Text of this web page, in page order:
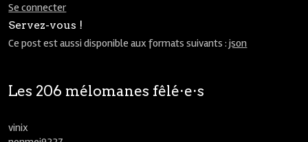
Se connecter
Servez-vous !
Ce post est aussi disponible aux formats suivants :json
Les 206 mélomanes fêlé⋅e⋅s
vinix